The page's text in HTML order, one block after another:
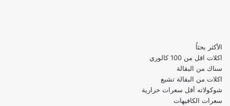
الأكثر بحثاُ
اكلات اقل من 100 كالوري
اكلات من البقالة تشبع
شوكولاته أقل سعرات حرارية
سعرات الكافيهات